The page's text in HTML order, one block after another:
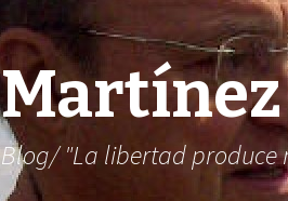
Blog/ "La libertad produce